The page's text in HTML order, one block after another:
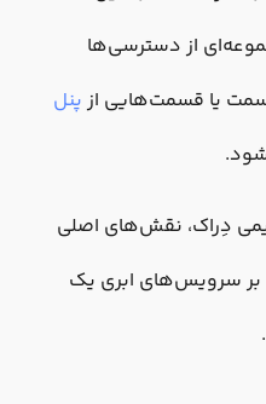
از دسترسی‌ها
یا قسمت‌هایی از پنل
دِراک، نقش‌های اصلی
بر سرویس‌های ابری یک